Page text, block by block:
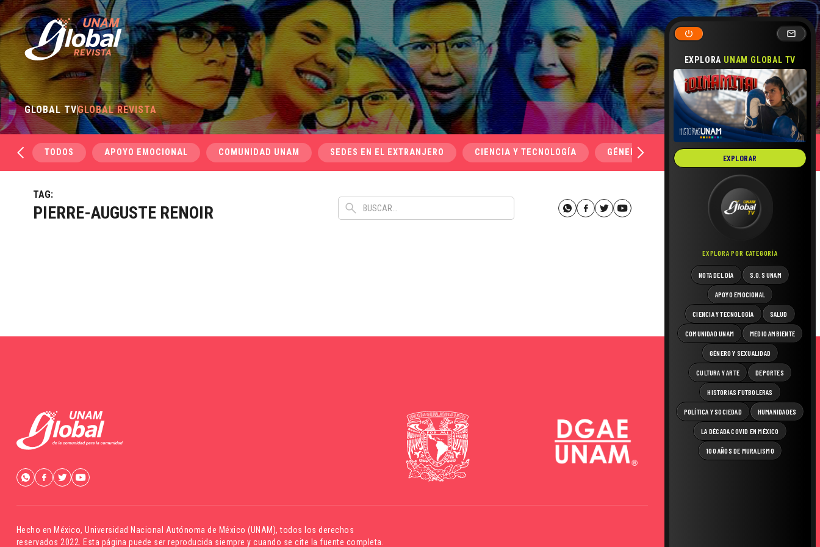
EXPLORA UNAM GLOBAL TV
EXPLORAR
EXPLORA POR CATEGORÍA
NOTA DEL DÍA S.O.S UNAM
APOYO EMOCIONAL
CIENCIA Y TECNOLOGÍA SALUD
COMUNIDAD UNAM MEDIO AMBIENTE
GÉNERO Y SEXUALIDAD
CULTURA Y ARTE DEPORTES
HISTORIAS FUTBOLERAS
POLÍTICA Y SOCIEDAD HUMANIDADES
LA DÉCADA COVID EN MÉXICO
100 AÑOS DE MURALISMO
GLOBAL TVGLOBAL REVISTA
TODOS APOYO EMOCIONAL COMUNIDAD UNAM SEDES EN EL EXTRANJERO CIENCIA Y TECNOLOGÍA GÉNERO Y SEXUALIDAD SALUD
TAG:
PIERRE-AUGUSTE RENOIR
Hecho en México,Universidad Nacional Autónoma de México (UNAM), todos los derechos
reservados 2022. Esta página puede ser reproducida siempre y cuando se cite la fuente completa.